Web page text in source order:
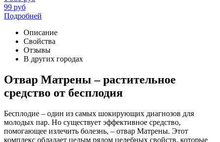
99 руб
Подробней
Описание
Свойства
Отзывы
В других городах
Отвар Матрены – растительное
средство от бесплодия
Бесплодие – один из самых шокирующих диагнозов для
молодых пар. Но существует эффективное средство,
помогающее излечить болезнь, – отвар Матрены. Этот
комплекс обладает целым рядом целебных свойств, которые